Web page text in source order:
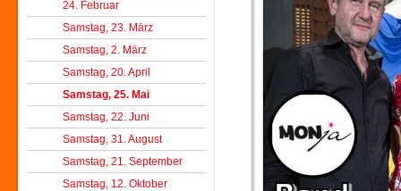
24. Februar
Samstag, 23. März
Samstag, 2. März
Samstag, 20. April
Samstag, 25. Mai
Samstag, 22. Juni
Samstag, 31. August
Samstag, 21. September
Samstag, 12. Oktober